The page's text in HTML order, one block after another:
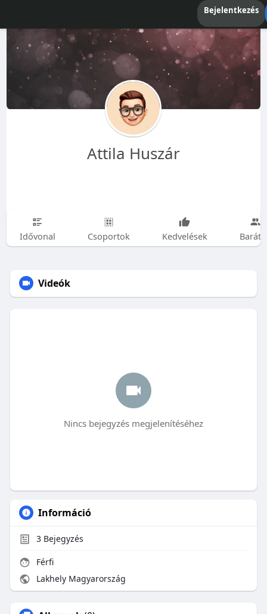
Bejelentkezés
Attila Huszár
Idővonal Csoportok Kedvelések
Videók
Nincs bejegyzés megjelenítéséhez
Információ
3Bejegyzés
Férfi
Lakhely Magyarország